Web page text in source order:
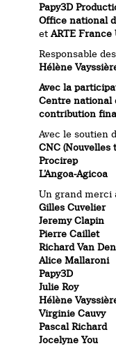
Papy3D
Office national
etARTE
Responsable
Hélène
Avec la
Centre national
contribution
Avec le soutien
CNC
Procirep
L’Angoa-Agicoa
Un grand merci
Gilles Cuvelier
Jeremy Clapin
Pierre Caillet
Richard Van
Alice Mallaroni
Papy3D
Julie Roy
Hélène
Virginie Cauvy
Pascal Richard
Jocelyne You